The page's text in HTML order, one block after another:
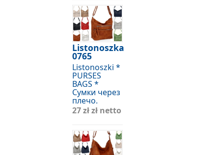
Listonoszka
0765
Listonoszki *
PURSES
BAGS *
Сумки через
плечо.
27 złzł netto